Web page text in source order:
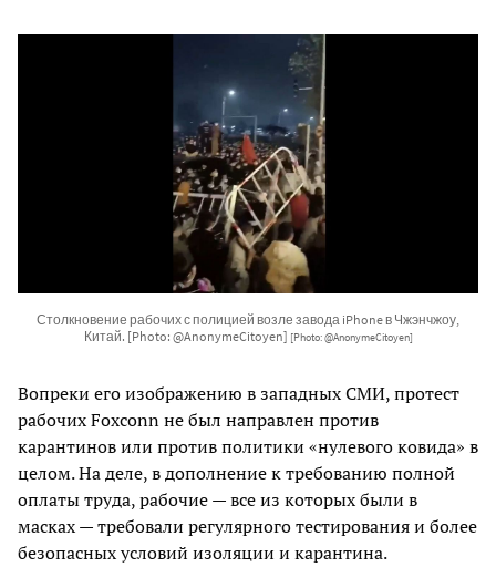
Столкновение рабочих с полицией возле завода iPhone в Чжэнчжоу,
Китай. [Photo: @AnonymeCitoyen] [Photo: @AnonymeCitoyen]
Вопреки его изображению в западных СМИ, протест
рабочих Foxconn не был направлен против
карантинов или против политики «нулевого ковида» в
целом. На деле, в дополнение к требованию полной
оплаты труда, рабочие — все из которых были в
масках — требовали регулярного тестирования и более
безопасных условий изоляции и карантина.